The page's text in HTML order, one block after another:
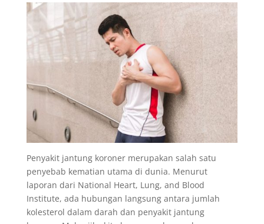
Penyakit jantung koroner merupakan salah satu
penyebab kematian utama di dunia. Menurut
laporan dari National Heart, Lung, and Blood
Institute, ada hubungan langsung antara jumlah
kolesterol dalam darah dan penyakit jantung